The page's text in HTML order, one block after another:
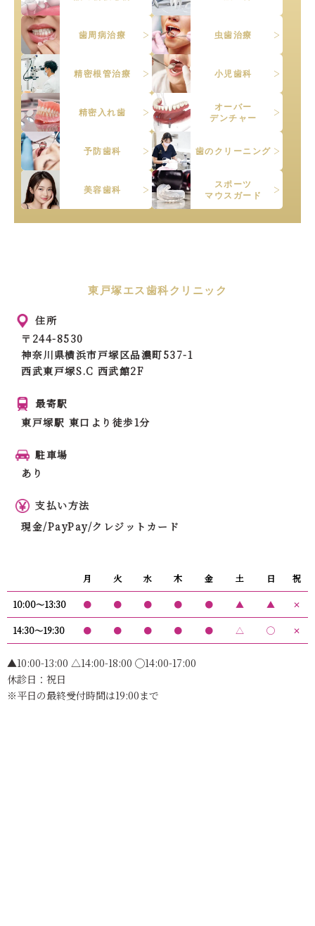
歯周病治療 虫歯治療
精密根管治療 小児歯科
精密入れ歯
オーバー
デンチャー
予防歯科 歯のクリーニング
美容歯科
スポーツ
マウスガード
東戸塚エス歯科クリニック
住所
〒244-8530
神奈川県横浜市戸塚区品濃町537-1
西武東戸塚S.C 西武館2F
最寄駅
東戸塚駅 東口より徒歩1分
駐車場
あり
支払い方法
現金/PayPay/クレジットカード
月 火 水 木 金 土 日 祝
10:00〜13:30 ● ● ● ● ● ▲ ▲ ✕
14:30〜19:30 ● ● ● ● ● △ ◯ ✕
▲10:00-13:00 △14:00-18:00 ◯14:00-17:00
休診日：祝日
※平日の最終受付時間は19:00まで